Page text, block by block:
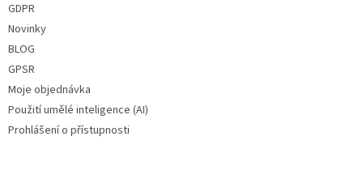
GDPR
Novinky
BLOG
GPSR
Moje objednávka
Použití umělé inteligence (AI)
Prohlášení o přístupnosti